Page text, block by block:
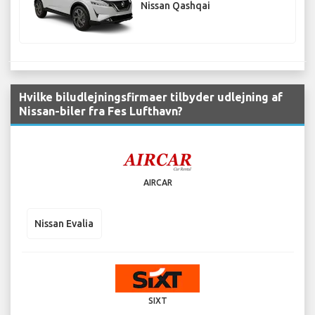
Nissan Qashqai
Hvilke biludlejningsfirmaer tilbyder udlejning af
Nissan-biler fra Fes Lufthavn?
AIRCAR
Nissan Evalia
SIXT